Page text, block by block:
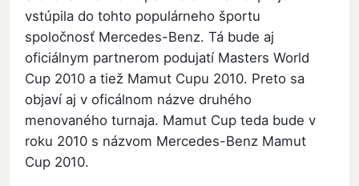
vstúpila do tohto populárneho športu
spoločnosť Mercedes-Benz. Tá bude aj
oficiálnym partnerom podujatí Masters World
Cup 2010 a tiež Mamut Cupu 2010. Preto sa
objaví aj v oficálnom názve druhého
menovaného turnaja. Mamut Cup teda bude v
roku 2010 s názvom Mercedes-Benz Mamut
Cup 2010.